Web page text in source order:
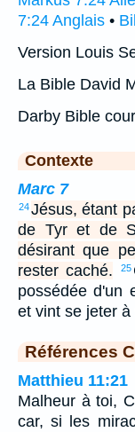
7:24 Anglais •
Version Louis
La Bible David
Darby Bible
Contexte
Marc 7
24Jésus, étant
de Tyr et de
désirant que
rester caché.
25
possédée d'un
et vint se jeter
Références
Matthieu 11:21
Malheur à toi,
car, si les